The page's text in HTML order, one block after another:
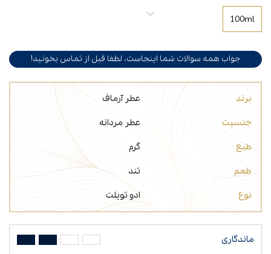
100ml
جواب همه سوالات شما اینجاست، لطفا قبل از تماس بخونید!
برند
عطر آرماف
جنسیت
عطر مردانه
طبع
گرم
طعم
تند
نوع
ادو تویلت
ماندگاری